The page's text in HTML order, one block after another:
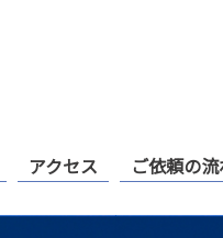
アクセス ご依頼の